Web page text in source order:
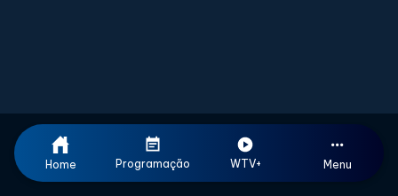
Home Programação WTV+ Menu